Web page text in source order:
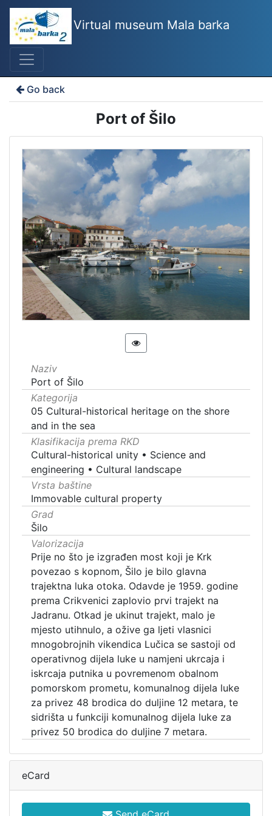
Virtual museum Mala barka
Go back
Port of Šilo
Naziv
Port of Šilo
Kategorija
05 Cultural-historical heritage on the shore
and in the sea
Klasifikacija prema RKD
Cultural-historical unity • Science and
engineering • Cultural landscape
Vrsta baštine
Immovable cultural property
Grad
Šilo
Valorizacija
Prije no što je izgrađen most koji je Krk
povezao s kopnom, Šilo je bilo glavna
trajektna luka otoka. Odavde je 1959. godine
prema Crikvenici zaplovio prvi trajekt na
Jadranu. Otkad je ukinut trajekt, malo je
mjesto utihnulo, a ožive ga ljeti vlasnici
mnogobrojnih vikendica Lučica se sastoji od
operativnog dijela luke u namjeni ukrcaja i
iskrcaja putnika u povremenom obalnom
pomorskom prometu, komunalnog dijela luke
za privez 48 brodica do duljine 12 metara, te
sidrišta u funkciji komunalnog dijela luke za
privez 50 brodica do duljine 7 metara.
eCard